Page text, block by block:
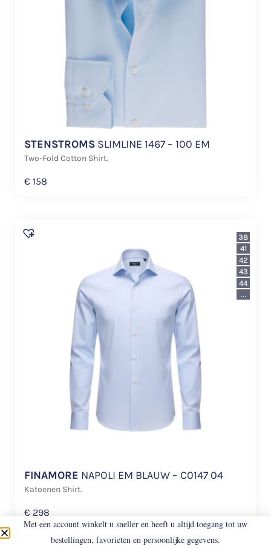
STENSTROMS SLIMLINE 1467 – 100 EM
Two-Fold Cotton Shirt.
€ 158
FINAMORE NAPOLI EM BLAUW – C0147 04
Katoenen Shirt.
€ 298
38
41
42
43
44
...
Met een account winkelt u sneller en heeft u altijd toegang tot uw
bestellingen, favorieten en persoonlijke gegevens.